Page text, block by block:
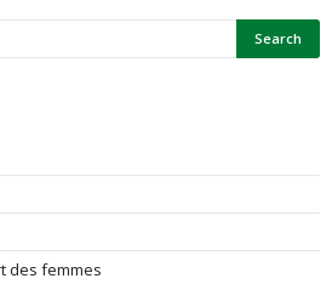
des femmes